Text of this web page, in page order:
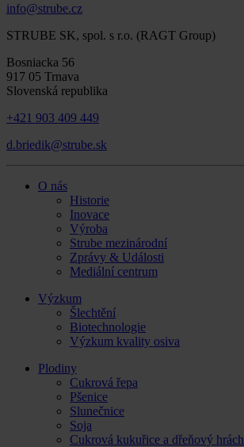
info@strube.cz
STRUBE SK, spol. s r.o. (RAGT Group)
Bosniacka 56
917 05 Trnava
Slovenská republika
+421 903 409 449
d.briedik@strube.sk
O nás
Historie
Inovace
Výroba
Strube mezinárodní
Zprávy & Události
Mediální centrum
Výzkum
Šlechtění
Biotechnologie
Výzkum kvality osiva
Plodiny
Cukrová řepa
Pšenice
Slunečnice
Soja
Cukrová kukuřice a dřeňový hrách